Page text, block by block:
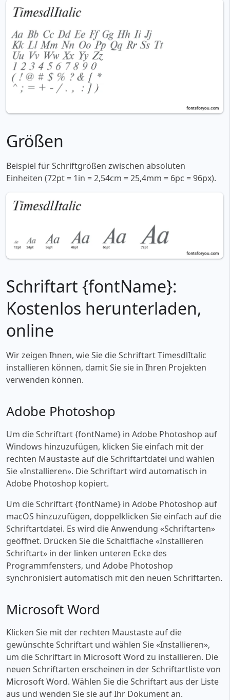
Größen
Beispiel für Schriftgrößen zwischen absoluten
Einheiten (72pt = 1in = 2,54cm = 25,4mm = 6pc = 96px).
Schriftart {fontName}:
Kostenlos herunterladen,
online
Wir zeigen Ihnen, wie Sie die Schriftart TimesdlItalic
installieren können, damit Sie sie in Ihren Projekten
verwenden können.
Adobe Photoshop
Um die Schriftart {fontName} in Adobe Photoshop auf
Windows hinzuzufügen, klicken Sie einfach mit der
rechten Maustaste auf die Schriftartdatei und wählen
Sie «‎Installieren». Die Schriftart wird automatisch in
Adobe Photoshop kopiert.
Um die Schriftart {fontName} in Adobe Photoshop auf
macOS hinzuzufügen, doppelklicken Sie einfach auf die
Schriftartdatei. Es wird die Anwendung «‎Schriftarten»
geöffnet. Drücken Sie die Schaltfläche «‎Installieren
Schriftart» in der linken unteren Ecke des
Programmfensters, und Adobe Photoshop
synchronisiert automatisch mit den neuen Schriftarten.
Microsoft Word
Klicken Sie mit der rechten Maustaste auf die
gewünschte Schriftart und wählen Sie «‎Installieren»,
um die Schriftart in Microsoft Word zu installieren. Die
neuen Schriftarten erscheinen in der Schriftartliste von
Microsoft Word. Wählen Sie die Schriftart aus der Liste
aus und wenden Sie sie auf Ihr Dokument an.